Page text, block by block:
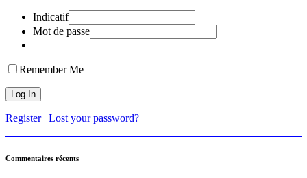
Indicatif
Mot de passe
Remember Me
Register| Lost your password?
Commentaires récents